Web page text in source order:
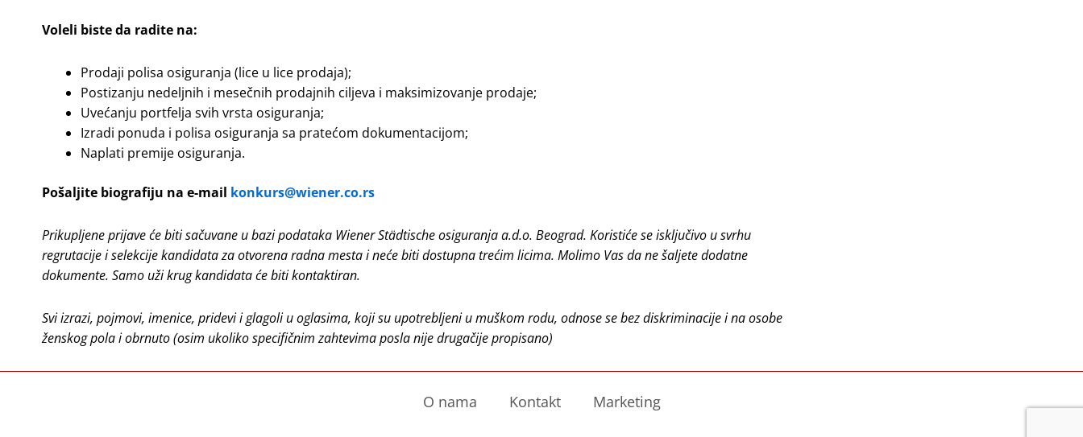
Voleli biste da radite na:
Prodaji polisa osiguranja (lice u lice prodaja);
Postizanju nedeljnih i mesečnih prodajnih ciljeva i maksimizovanje prodaje;
Uvećanju portfelja svih vrsta osiguranja;
Izradi ponuda i polisa osiguranja sa pratećom dokumentacijom;
Naplati premije osiguranja.
Pošaljite biografiju na e-mail konkurs@wiener.co.rs
Prikupljene prijave će biti sačuvane u bazi podataka Wiener Städtische osiguranja a.d.o. Beograd. Koristiće se isključivo u svrhu
regrutacije i selekcije kandidata za otvorena radna mesta i neće biti dostupna trećim licima. Molimo Vas da ne šaljete dodatne
dokumente. Samo uži krug kandidata će biti kontaktiran.
Svi izrazi, pojmovi, imenice, pridevi i glagoli u oglasima, koji su upotrebljeni u muškom rodu, odnose se bez diskriminacije i na osobe
ženskog pola i obrnuto (osim ukoliko specifičnim zahtevima posla nije drugačije propisano)
O nama Kontakt Marketing